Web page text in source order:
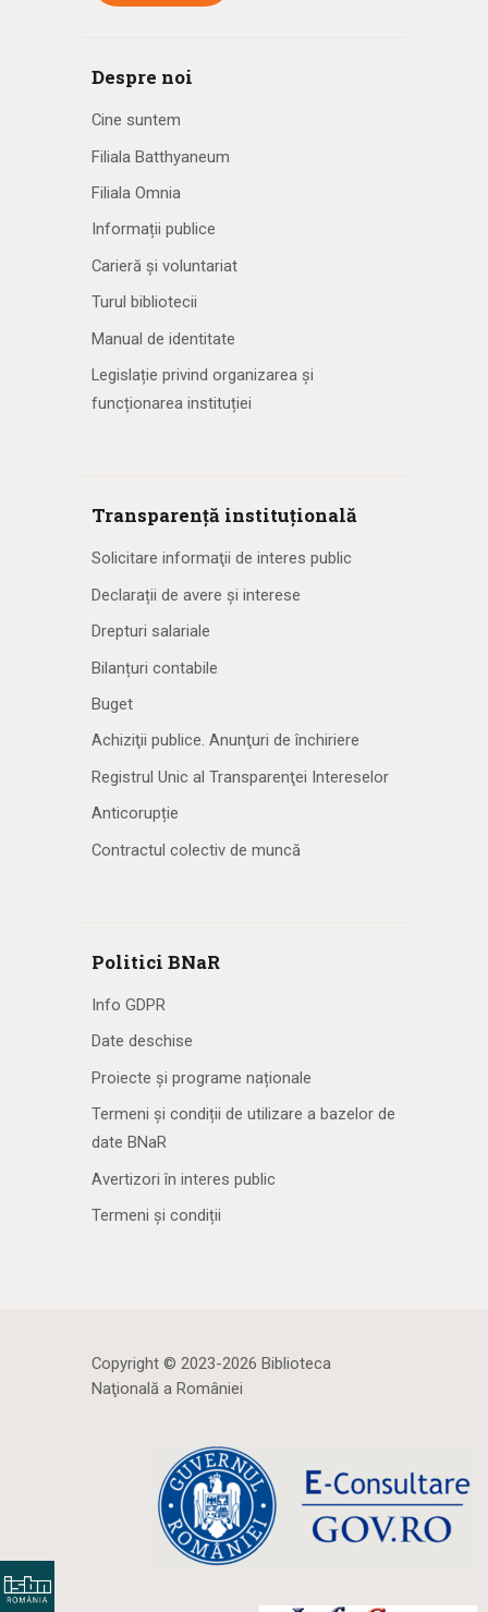
Despre noi
Cine suntem
Filiala Batthyaneum
Filiala Omnia
Informații publice
Carieră și voluntariat
Turul bibliotecii
Manual de identitate
Legislație privind organizarea și
funcționarea instituției
Transparență instituțională
Solicitare informaţii de interes public
Declarații de avere și interese
Drepturi salariale
Bilanțuri contabile
Buget
Achiziţii publice. Anunţuri de închiriere
Registrul Unic al Transparenţei Intereselor
Anticorupție
Contractul colectiv de muncă
Politici BNaR
Info GDPR
Date deschise
Proiecte și programe naționale
Termeni și condiții de utilizare a bazelor de
date BNaR
Avertizori în interes public
Termeni și condiții
Copyright © 2023-2026 Biblioteca
Naţională a României